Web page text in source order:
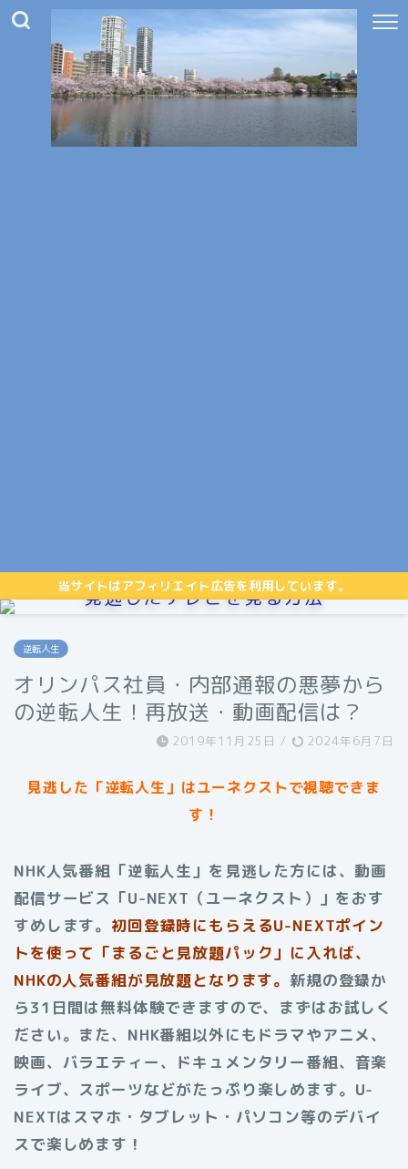
当サイトはアフィリエイト広告を利用しています。
見逃したテレビを見る方法
逆転人生
オリンパス社員・内部通報の悪夢から
の逆転人生！再放送・動画配信は？
2019年11月25日 / 2024年6月7日
見逃した「逆転人生」はユーネクストで視聴できま
す！
NHK人気番組「逆転人生」を見逃した方には、動画
配信サービス「U-NEXT（ユーネクスト）」をおす
すめします。 初回登録時にもらえるU-NEXTポイン
トを使って「まるごと見放題パック」に入れば、
NHKの人気番組が見放題となります。 新規の登録か
ら31日間は無料体験できますので、まずはお試しく
ださい。また、NHK番組以外にもドラマやアニメ、
映画、バラエティー、ドキュメンタリー番組、音楽
ライブ、スポーツなどがたっぷり楽しめます。U-
NEXTはスマホ・タブレット・パソコン等のデバイ
スで楽しめます！